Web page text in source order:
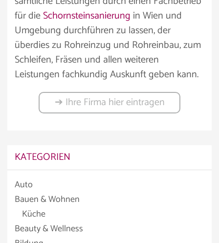
für dieSchornsteinsanierung in Wien und
Umgebung durchführen zu lassen, der
überdies zu Rohreinzug und Rohreinbau, zum
Schleifen, Fräsen und allen weiteren
Leistungen fachkundig Auskunft geben kann.
➔ Ihre Firma hier eintragen
KATEGORIEN
Auto
Bauen & Wohnen
Küche
Beauty & Wellness